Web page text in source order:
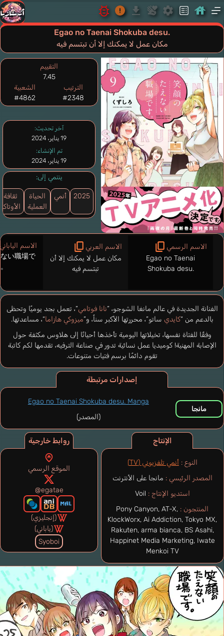
Egao no Taenai Shokuba desu.
مكان عمل لا يمكنك إلا أن تبتسم فيه
آخر تحديث:
19 يناير، 2024
تم الإنشاء:
19 يناير، 2024
ينتمي إلى:
2025 أنمي
الحياة
العملية
ثقافة
الأوتاكو
الفنانة الجديدة في عالم مانغا الشوجو، “نانا فوتامي“، تعمل بجد يوميًا وتحظى
بالدعم من “كايدي ساتو”، محررتها الأكبر سناً، و”ميزوكي هازاما“، مساعدتها.
وفقًا للفتاة نفسها، تخيلاتها اليومية تأخذها أحيانًا إلى هلاوس مكثفة حول
الإصابة المهنية! كوميديا عمل نسائية تدور في صناعة الترفيه، تقدمها لكم كاتبة
تقوم دائمًا برسم فتيات متنوعات.
الاسم الرسمي
Egao no Taenai
Shokuba desu.
الاسم العربي
مكان عمل لا يمكنك إلا أن
تبتسم فيه
الاسم الياباني
い職場で
الإنتاج
النوع :أنمي تلفزيوني (TV)
المصدر الرئيسي : مانجا على الأنترنت
استديو الإنتاج : Voil
المنتجون : Pony Canyon, AT-X,
KlockWorx, Ai Addiction, Tokyo MX,
Rakuten, arma bianca, BS Asahi,
Happinet Media Marketing, Iwate
Menkoi TV
التقييم
7.45
الترتيب
#2348
الشعبية
#4862
إصدارات مرتبطة
مانجا
Egao no Taenai Shokuba desu. Manga
(المصدر)
روابط خارجية
الموقع الرسمي
@egatae
(إنجليزي)
(ياباني)
Syoboi